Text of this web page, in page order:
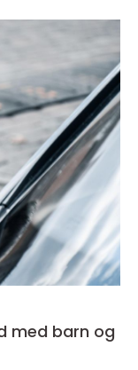
med barn og